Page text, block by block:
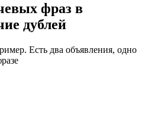
фраз в
дублей
Есть два объявления, одно